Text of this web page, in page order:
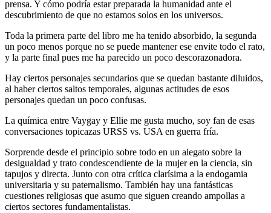
prensa. Y cómo podría estar preparada la humanidad ante el
descubrimiento de que no estamos solos en los universos.
Toda la primera parte del libro me ha tenido absorbido, la segunda
un poco menos porque no se puede mantener ese envite todo el rato,
y la parte final pues me ha parecido un poco descorazonadora.
Hay ciertos personajes secundarios que se quedan bastante diluidos,
al haber ciertos saltos temporales, algunas actitudes de esos
personajes quedan un poco confusas.
La química entre Vaygay y Ellie me gusta mucho, soy fan de esas
conversaciones topicazas URSS vs. USA en guerra fría.
Sorprende desde el principio sobre todo en un alegato sobre la
desigualdad y trato condescendiente de la mujer en la ciencia, sin
tapujos y directa. Junto con otra crítica clarísima a la endogamia
universitaria y su paternalismo. También hay una fantásticas
cuestiones religiosas que asumo que siguen creando ampollas a
ciertos sectores fundamentalistas.